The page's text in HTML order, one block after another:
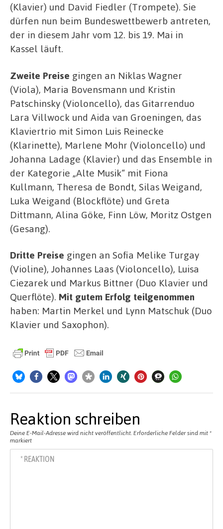
(Klavier) und David Fiedler (Trompete). Sie
dürfen nun beim Bundeswettbewerb antreten,
der in diesem Jahr vom 12. bis 19. Mai in
Kassel läuft.
Zweite Preise gingen an Niklas Wagner
(Viola), Maria Bovensmann und Kristin
Patschinsky (Violoncello), das Gitarrenduo
Lara Villwock und Aida van Groeningen, das
Klaviertrio mit Simon Luis Reinecke
(Klarinette), Marlene Mohr (Violoncello) und
Johanna Ladage (Klavier) und das Ensemble in
der Kategorie „Alte Musik“ mit Fiona
Kullmann, Theresa de Bondt, Silas Weigand,
Luka Weigand (Blockflöte) und Greta
Dittmann, Alina Göke, Finn Löw, Moritz Ostgen
(Gesang).
Dritte Preise gingen an Sofia Melike Turgay
(Violine), Johannes Laas (Violoncello), Luisa
Ciezarek und Markus Bittner (Duo Klavier und
Querflöte). Mit gutem Erfolg teilgenommen
haben: Martin Merkel und Lynn Matschuk (Duo
Klavier und Saxophon).
Reaktion schreiben
Deine E-Mail-Adresse wird nicht veröffentlicht. Erforderliche Felder sind mit *
markiert